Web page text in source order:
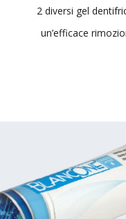
2 diversi gel
un’efficace